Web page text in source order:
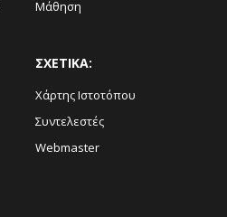
Μάθηση
ΣΧΕΤΙΚΑ:
Χάρτης Ιστοτόπου
Συντελεστές
Webmaster